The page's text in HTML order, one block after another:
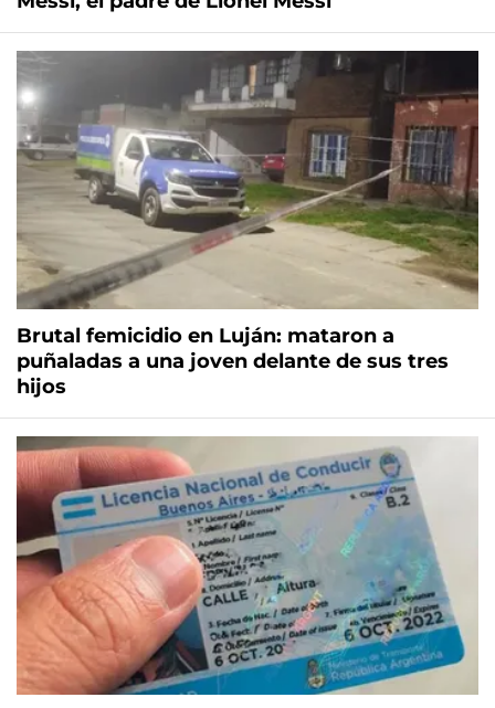
Brutal femicidio en Luján: mataron a
puñaladas a una joven delante de sus tres
hijos